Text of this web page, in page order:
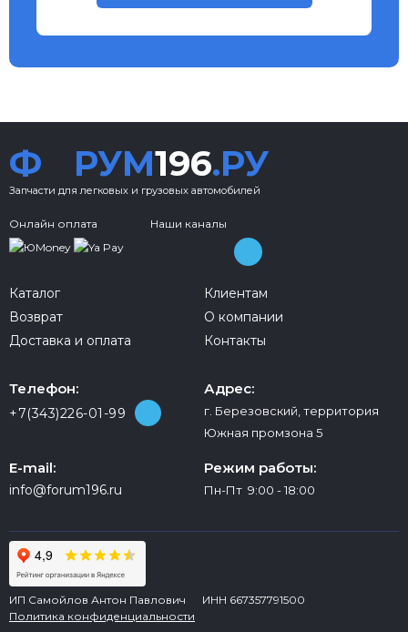
Ф РУМ196.РУ
Запчасти для легковых и грузовых автомобилей
Онлайн оплата Наши каналы
Каталог
Возврат
Доставка и оплата
Клиентам
О компании
Контакты
Телефон:
+7(343)226-01-99
Адрес:
г. Березовский, территория
Южная промзона 5
E-mail:
info@forum196.ru
Режим работы:
Пн-Пт 9:00 - 18:00
ИП Самойлов Антон Павлович ИНН 667357791500
Политика конфиденциальности